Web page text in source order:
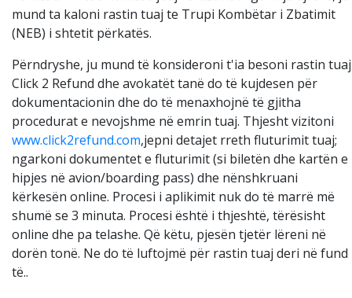
mund ta kaloni rastin tuaj te Trupi Kombëtar i Zbatimit
(NEB) i shtetit përkatës.
Përndryshe, ju mund të konsideroni t'ia besoni rastin tuaj
Click 2 Refund dhe avokatët tanë do të kujdesen për
dokumentacionin dhe do të menaxhojnë të gjitha
procedurat e nevojshme në emrin tuaj. Thjesht vizitoni
www.click2refund.com,jepni detajet rreth fluturimit tuaj;
ngarkoni dokumentet e fluturimit (si biletën dhe kartën e
hipjes në avion/boarding pass) dhe nënshkruani
kërkesën online. Procesi i aplikimit nuk do të marrë më
shumë se 3 minuta. Procesi është i thjeshtë, tërësisht
online dhe pa telashe. Që këtu, pjesën tjetër lëreni në
dorën tonë. Ne do të luftojmë për rastin tuaj deri në fund
të..